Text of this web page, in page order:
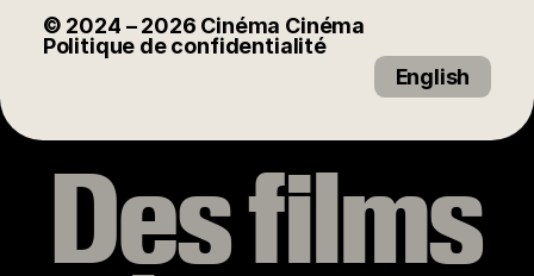
© 2024 – 2026 Cinéma Cinéma
Politique de confidentialité
English
Des films